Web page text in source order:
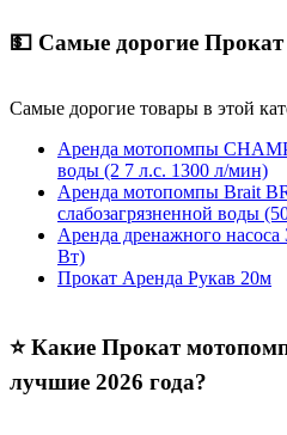
💵 Самые дорогие
Самые дорогие товары в этой
Аренда мотопомпы
воды (2 7 л.с. 1300 л/мин)
Аренда мотопомпы Brait
слабозагрязненной воды
Аренда дренажного
Вт)
Прокат Аренда Рукав 20м
⭐ Какие Прокат
лучшие 2026 года?